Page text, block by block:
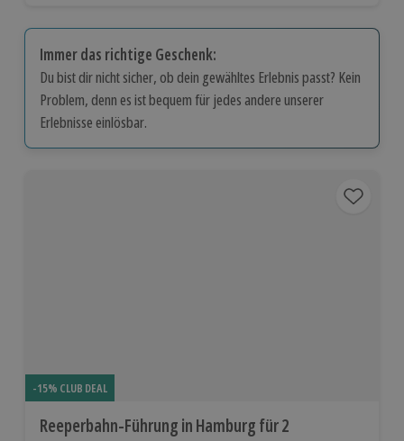
Immer das richtige Geschenk:
Du bist dir nicht sicher, ob dein gewähltes Erlebnis passt? Kein
Problem, denn es ist bequem für jedes andere unserer
Erlebnisse einlösbar.
-15% CLUB DEAL
Reeperbahn-Führung in Hamburg für 2